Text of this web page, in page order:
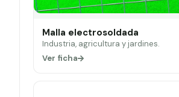
Malla electrosoldada
Industria, agricultura y jardines.
Ver ficha